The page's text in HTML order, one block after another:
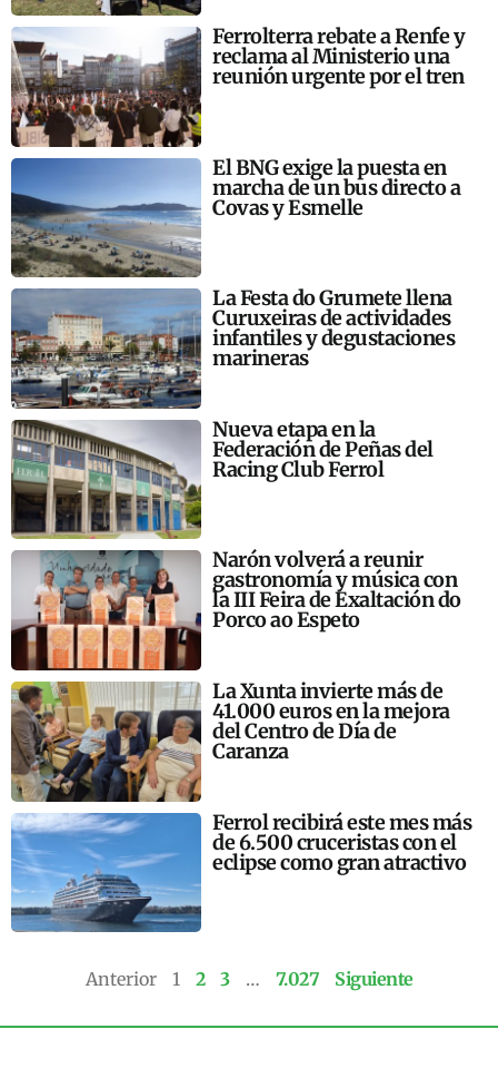
Ferrolterra rebate a Renfe y
reclama al Ministerio una
reunión urgente por el tren
El BNG exige la puesta en
marcha de un bus directo a
Covas y Esmelle
La Festa do Grumete llena
Curuxeiras de actividades
infantiles y degustaciones
marineras
Nueva etapa en la
Federación de Peñas del
Racing Club Ferrol
Narón volverá a reunir
gastronomía y música con
la III Feira de Exaltación do
Porco ao Espeto
La Xunta invierte más de
41.000 euros en la mejora
del Centro de Día de
Caranza
Ferrol recibirá este mes más
de 6.500 cruceristas con el
eclipse como gran atractivo
Anterior 1 2 3 … 7.027 Siguiente